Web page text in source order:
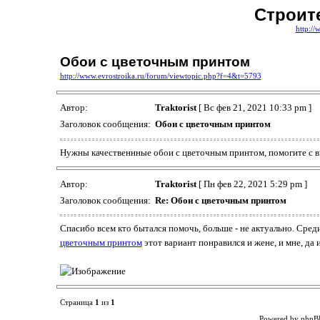
http://
Обои с цветочным принтом
http://www.evrostroika.ru/forum/viewtopic.php?f=4&t=5793
Автор: Traktorist[ Вс фев 21, 2021 10:33 pm ]
Заголовок сообщения: Обои с цветочным принтом
Нужны качественнные обои с цветочным принтом, помогите с
Автор: Traktorist[ Пн фев 22, 2021 5:29 pm ]
Заголовок сообщения: Re: Обои с цветочным принтом
Спасибо всем кто бытался помочь, больше - не актуально.
цветочным принтомэтот вариант понравился и жене, и мне, да
Страница 1 из 1